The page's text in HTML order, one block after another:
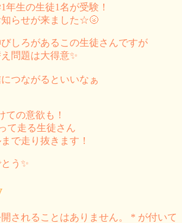
年生の生徒1名が受験！
らせが来ました☆🌝
しろがあるこの生徒さんですが
問題は大得意✨
つながるといいなぁ
ての意欲も！
て走る生徒さん
で走り抜きます！
う✨
されることはありません。 * が付いて